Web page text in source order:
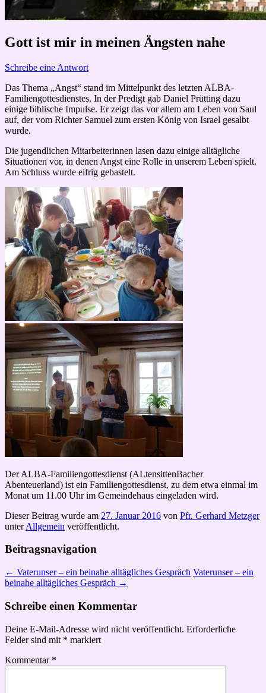
Gott ist mir in meinen Ängsten nahe
Schreibe eine Antwort
Das Thema „Angst“ stand im Mittelpunkt des letzten ALBA-
Familiengottesdienstes. In der Predigt gab Daniel Prütting dazu
einige biblische Impulse. Er zeigt das vor allem am Leben von Saul
auf, der vom Richter Samuel zum ersten König von Israel gesalbt
wurde.
Die jugendlichen Mitarbeiterinnen lasen dazu einige alltägliche
Situationen vor, in denen Angst eine Rolle in unserem Leben spielt.
Am Schluss wurde eifrig gebastelt.
Der ALBA-Familiengottesdienst (ALtensittenBacher
Abenteuerland) ist ein Familiengottesdienst, zu dem etwa einmal im
Monat um 11.00 Uhr im Gemeindehaus eingeladen wird.
Dieser Beitrag wurde am 27. Januar 2016 von Pfr. Gerhard Metzger
unterAllgemein veröffentlicht.
Beitragsnavigation
← Vaterunser – ein beinahe alltägliches Gespräch Vaterunser – ein
beinahe alltägliches Gespräch →
Schreibe einen Kommentar
Deine E-Mail-Adresse wird nicht veröffentlicht. Erforderliche
Felder sind mit * markiert
Kommentar *